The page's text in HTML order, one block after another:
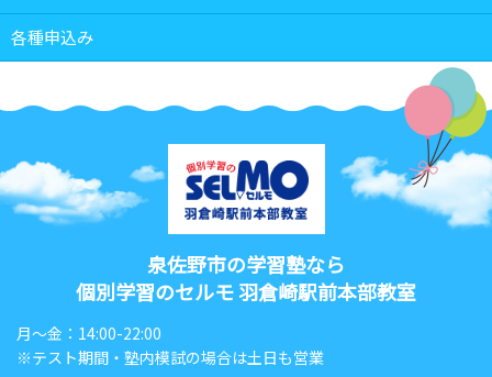
各種申込み
泉佐野市の学習塾なら
個別学習のセルモ 羽倉崎駅前本部教室
月〜金：14:00-22:00
※テスト期間・塾内模試の場合は土日も営業